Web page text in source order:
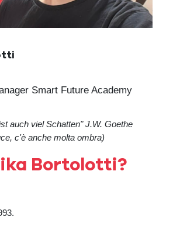
Smart Future Academy
auch viel Schatten" J.W. Goethe
c'è anche molta ombra)
Bortolotti?